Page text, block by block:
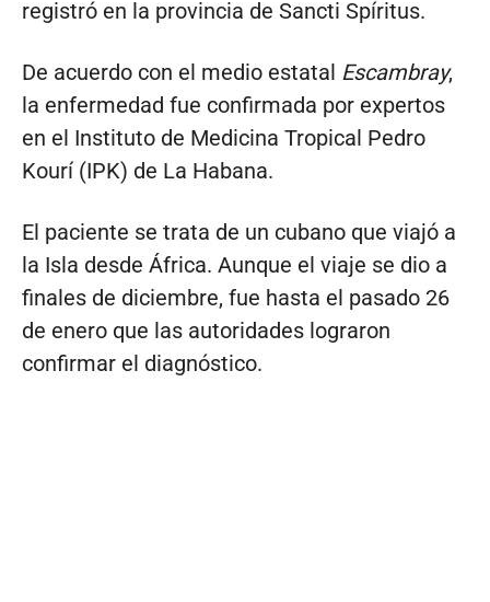
registró en la provincia de Sancti Spíritus.
De acuerdo con el medio estatal Escambray,
la enfermedad fue confirmada por expertos
en el Instituto de Medicina Tropical Pedro
Kourí (IPK) de La Habana.
El paciente se trata de un cubano que viajó a
la Isla desde África. Aunque el viaje se dio a
finales de diciembre, fue hasta el pasado 26
de enero que las autoridades lograron
confirmar el diagnóstico.